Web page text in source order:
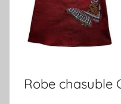
Robe chasuble